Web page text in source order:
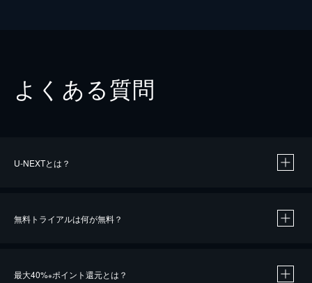
よくある質問
U-NEXTとは？
無料トライアルは何が無料？
最大40%※ポイント還元とは？